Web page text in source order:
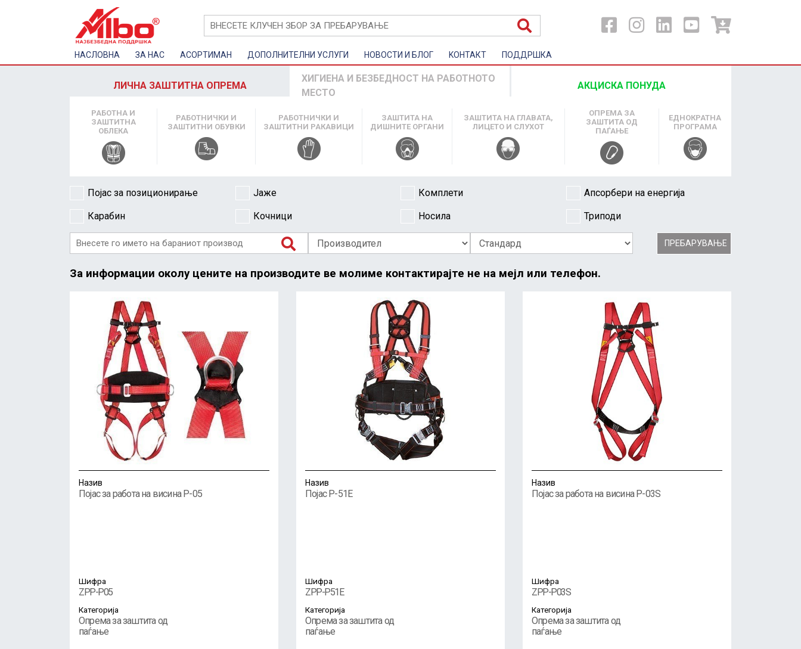
НАСЛОВНА ЗА НАС AСОРТИМАН ДОПОЛНИТЕЛНИ УСЛУГИ НОВОСТИ И БЛОГ KOНТАКТ ПОДДРШКА
ЛИЧНА ЗАШТИТНА ОПРЕМА
ХИГИЕНА И БЕЗБЕДНОСТ НА РАБОТНОТО
МЕСТО
АКЦИСКА ПОНУДА
РАБОТНА И
ЗАШТИТНА
ОБЛЕКА
РАБОТНИЧКИ И
ЗАШТИТНИ ОБУВКИ
РАБОТНИЧКИ И
ЗАШТИТНИ РАКАВИЦИ
ЗАШТИТА НА
ДИШНИТЕ ОРГАНИ
ЗАШТИТА НА ГЛАВАТА,
ЛИЦЕТО И СЛУХОТ
ОПРЕМА ЗА
ЗАШТИТА ОД
ПАЃАЊЕ
ЕДНОКРАТНА
ПРОГРАМА
Појас за позиционирање Јаже Комплети Апсорбери на енергија
Карабин Кочници Носила Триподи
ПРЕБАРУВАЊЕ
За информации околу цените на производите ве молиме контактирајте не на мејл или телефон.
Назив
Појас за работа на висина P-05
Шифра
ZPP-P05
Категорија
Опрема за заштита од
паѓање
Назив
Појас P-51E
Шифра
ZPP-P51E
Категорија
Опрема за заштита од
паѓање
Назив
Појас за работа на висина P-03S
Шифра
ZPP-P03S
Категорија
Опрема за заштита од
паѓање